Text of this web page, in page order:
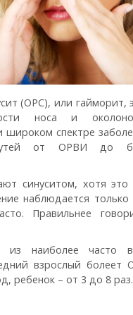
(ОРС), или гайморит,
носа и
спектре
от ОРВИ до
синуситом, хотя
наблюдается
Правильнее
из наиболее часто
взрослый болеет
ребенок – от 3 до 8 раз.